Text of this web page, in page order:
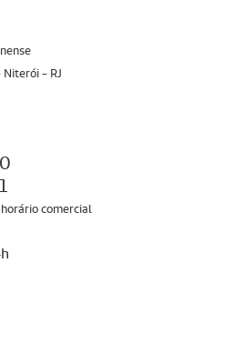
Niterói - RJ
comercial